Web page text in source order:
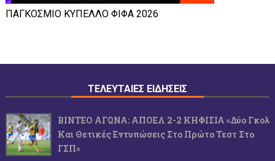
ΠΑΓΚΟΣΜΙΟ ΚΥΠΕΛΛΟ ΦΙΦΑ 2026
ΤΕΛΕΥΤΑΙΕΣ ΕΙΔΗΣΕΙΣ
ΒΙΝΤΕΟ ΑΓΩΝΑ: ΑΠΟΕΛ 2-2 ΚΗΦΙΣΙΑ «Δύο Γκολ
Και Θετικές Εντυπώσεις Στο Πρώτο Τεστ Στο
ΓΣΠ»